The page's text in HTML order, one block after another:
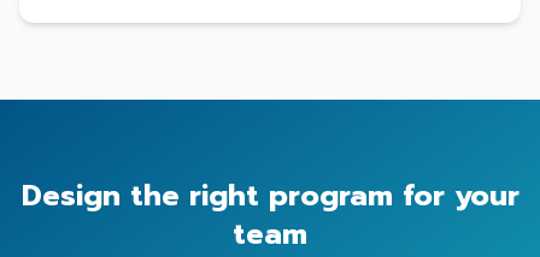
Design the right program for your
team